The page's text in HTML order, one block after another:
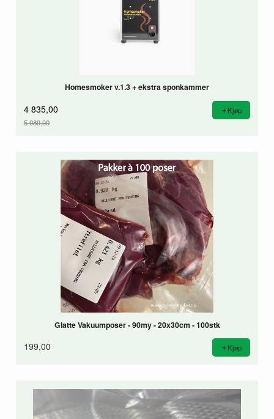
Homesmoker v.1.3 + ekstra sponkammer
4 835,00
5 089,00
Kjøp
Glatte Vakuumposer - 90my - 20x30cm - 100stk
199,00 Kjøp